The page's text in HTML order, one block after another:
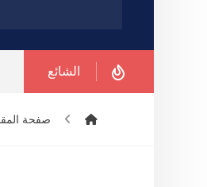
الشائع
صفحة